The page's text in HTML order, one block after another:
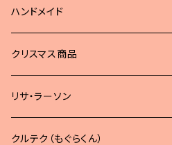
ハンドメイド
どうぶつブローチ
クリスマス商品
リサ・ラーソン
クルテク（もぐらくん）